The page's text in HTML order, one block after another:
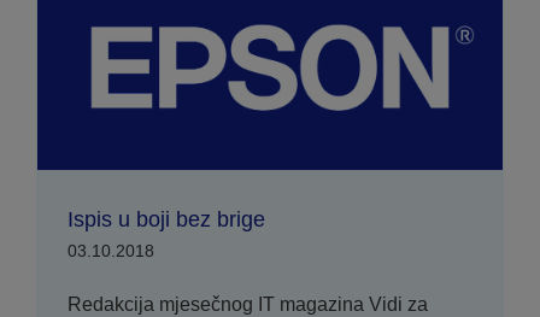
Ispis u boji bez brige
03.10.2018
Redakcija mjesečnog IT magazina Vidi za